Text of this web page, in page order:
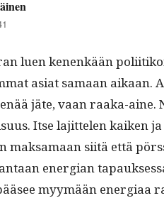
luen kenenkään
asi­at samaan
jäte, vaan raa­ka-
Itse lajit­te­len kaiken
mak­samaan siitä että
ener­gian
myymään ener­giaa